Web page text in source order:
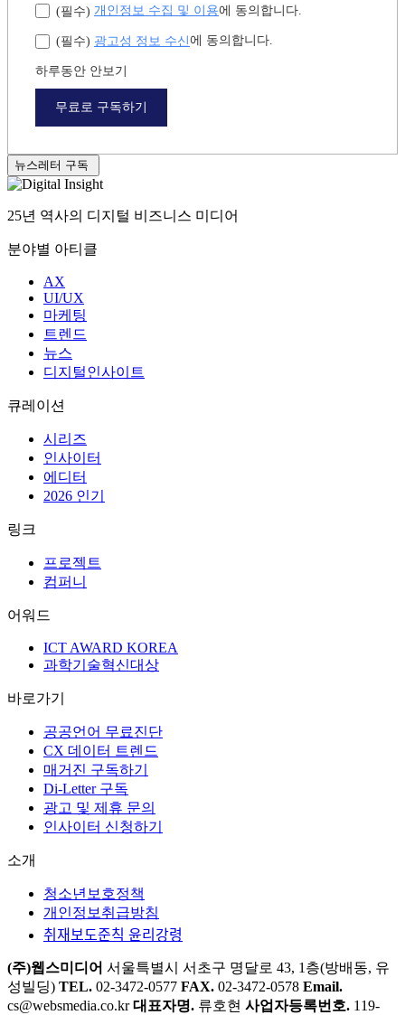
(필수) 개인정보 수집 및 이용에 동의합니다.
(필수) 광고성 정보 수신에 동의합니다.
하루동안 안보기
무료로 구독하기
뉴스레터 구독
25년 역사의 디지털 비즈니스 미디어
분야별 아티클
AX
UI/UX
마케팅
트렌드
뉴스
디지털인사이트
큐레이션
시리즈
인사이터
에디터
2026 인기
링크
프로젝트
컴퍼니
어워드
ICT AWARD KOREA
과학기술혁신대상
바로가기
공공언어 무료진단
CX 데이터 트렌드
매거진 구독하기
Di-Letter 구독
광고 및 제휴 문의
인사이터 신청하기
소개
청소년보호정책
개인정보취급방침
취재보도준칙 윤리강령
(주)웹스미디어 서울특별시 서초구 명달로 43, 1층(방배동, 유
성빌딩) TEL. 02-3472-0577 FAX. 02-3472-0578 Email.
cs@websmedia.co.kr 대표자명. 류호현 사업자등록번호. 119-